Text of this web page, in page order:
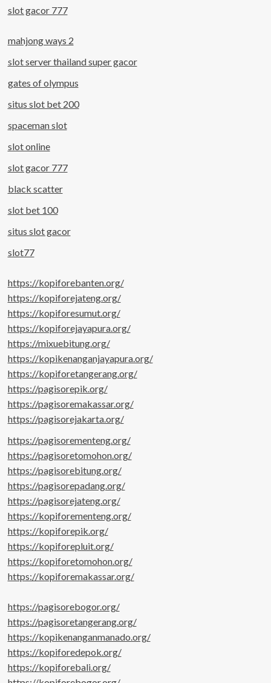
slot gacor 777
mahjong ways 2
slot server thailand super gacor
gates of olympus
situs slot bet 200
spaceman slot
slot online
slot gacor 777
black scatter
slot bet 100
situs slot gacor
slot77
https://kopiforebanten.org/
https://kopiforejateng.org/
https://kopiforesumut.org/
https://kopiforejayapura.org/
https://mixuebitung.org/
https://kopikenanganjayapura.org/
https://kopiforetangerang.org/
https://pagisorepik.org/
https://pagisoremakassar.org/
https://pagisorejakarta.org/
https://pagisorementeng.org/
https://pagisoretomohon.org/
https://pagisorebitung.org/
https://pagisorepadang.org/
https://pagisorejateng.org/
https://kopiforementeng.org/
https://kopiforepik.org/
https://kopiforepluit.org/
https://kopiforetomohon.org/
https://kopiforemakassar.org/
https://pagisorebogor.org/
https://pagisoretangerang.org/
https://kopikenanganmanado.org/
https://kopiforedepok.org/
https://kopiforebali.org/